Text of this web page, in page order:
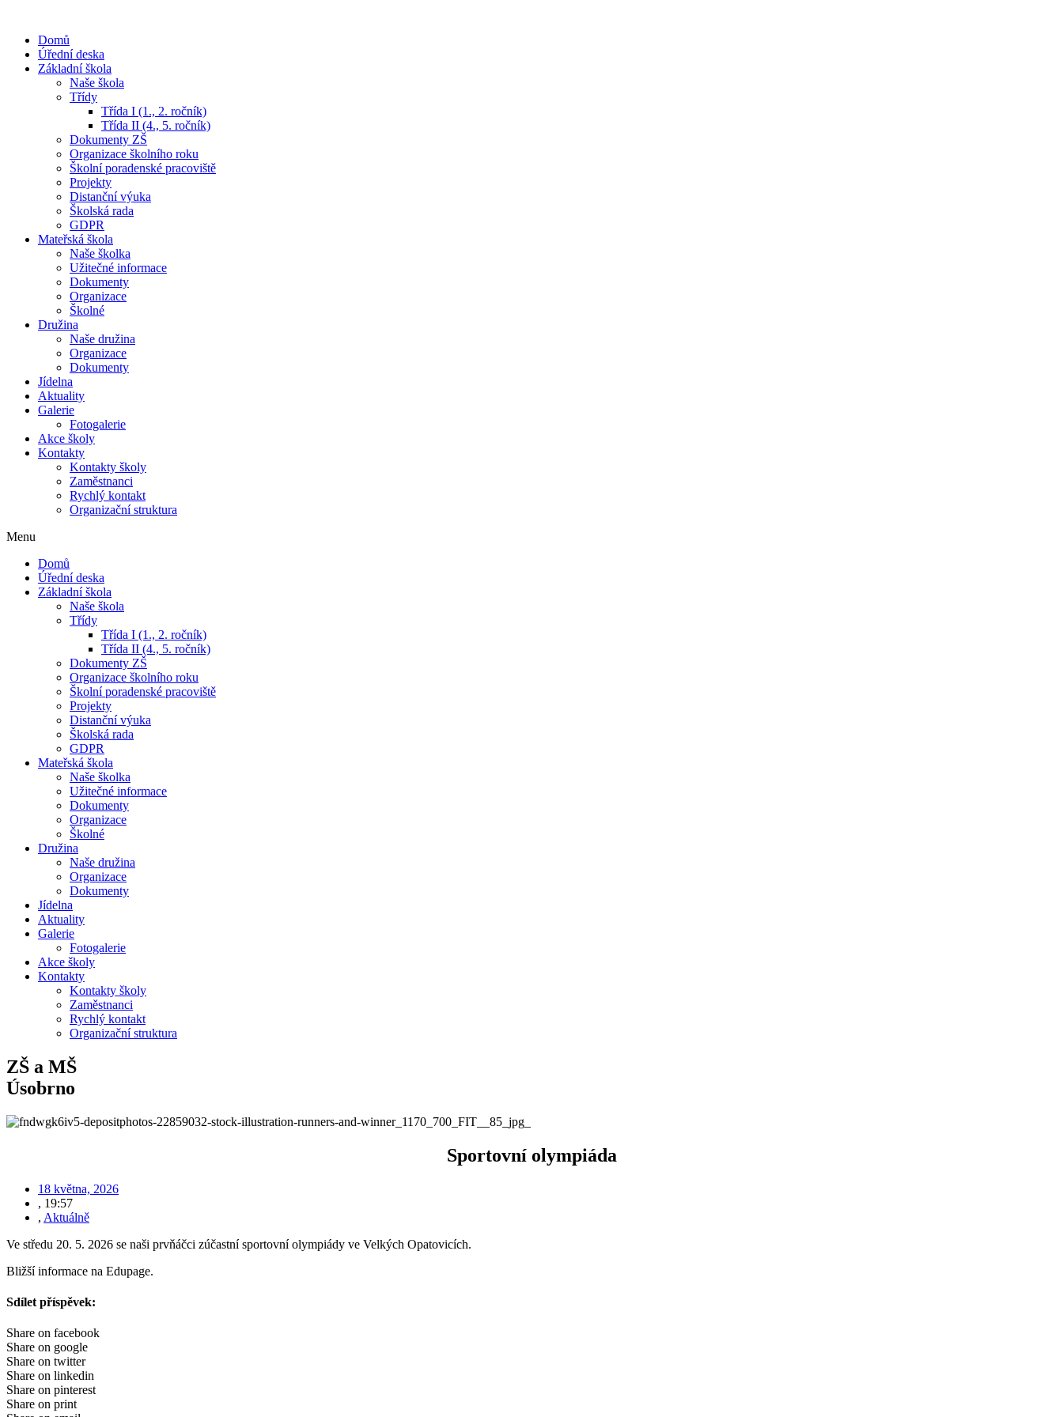
Domů
Úřední deska
Základní škola
Naše škola
Třídy
Třída I (1., 2. ročník)
Třída II (4., 5. ročník)
Dokumenty ZŠ
Organizace školního roku
Školní poradenské pracoviště
Projekty
Distanční výuka
Školská rada
GDPR
Mateřská škola
Naše školka
Užitečné informace
Dokumenty
Organizace
Školné
Družina
Naše družina
Organizace
Dokumenty
Jídelna
Aktuality
Galerie
Fotogalerie
Akce školy
Kontakty
Kontakty školy
Zaměstnanci
Rychlý kontakt
Organizační struktura
Menu
Domů
Úřední deska
Základní škola
Naše škola
Třídy
Třída I (1., 2. ročník)
Třída II (4., 5. ročník)
Dokumenty ZŠ
Organizace školního roku
Školní poradenské pracoviště
Projekty
Distanční výuka
Školská rada
GDPR
Mateřská škola
Naše školka
Užitečné informace
Dokumenty
Organizace
Školné
Družina
Naše družina
Organizace
Dokumenty
Jídelna
Aktuality
Galerie
Fotogalerie
Akce školy
Kontakty
Kontakty školy
Zaměstnanci
Rychlý kontakt
Organizační struktura
ZŠ a MŠ
Úsobrno
Sportovní olympiáda
18 května, 2026
, 19:57
, Aktuálně
Ve středu 20. 5. 2026 se naši prvňáčci zúčastní sportovní olympiády ve Velkých Opatovicích.
Bližší informace na Edupage.
Sdílet příspěvek:
Share on facebook
Share on google
Share on twitter
Share on linkedin
Share on pinterest
Share on print